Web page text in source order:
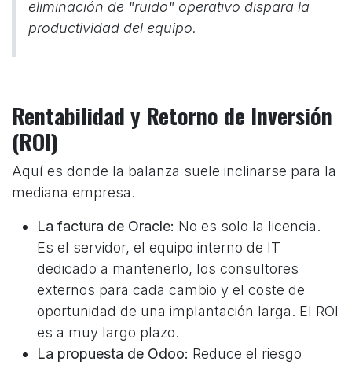
eliminación de "ruido" operativo dispara la
productividad del equipo.
Rentabilidad y Retorno de Inversión
(ROI)
Aquí es donde la balanza suele inclinarse para la
mediana empresa.
La factura de Oracle: No es solo la licencia.
Es el servidor, el equipo interno de IT
dedicado a mantenerlo, los consultores
externos para cada cambio y el coste de
oportunidad de una implantación larga. El ROI
es a muy largo plazo.
La propuesta de Odoo: Reduce el riesgo